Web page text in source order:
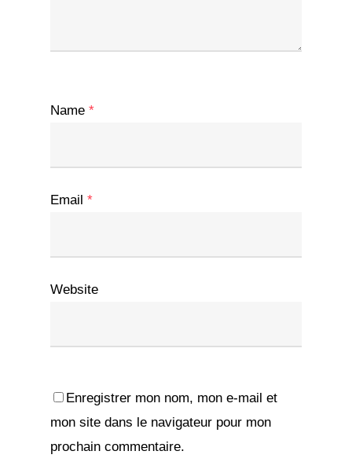
Name *
Email *
Website
Enregistrer mon nom, mon e-mail et
mon site dans le navigateur pour mon
prochain commentaire.